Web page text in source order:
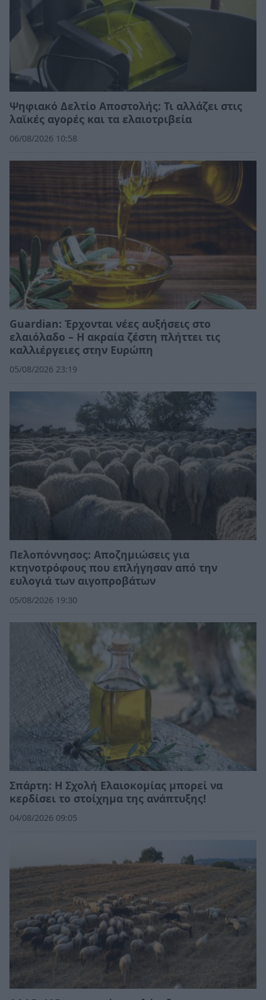
Ψηφιακό Δελτίο Αποστολής: Τι αλλάζει στις
λαϊκές αγορές και τα ελαιοτριβεία
06/08/2026 10:58
Guardian: Έρχονται νέες αυξήσεις στο
ελαιόλαδο – Η ακραία ζέστη πλήττει τις
καλλιέργειες στην Ευρώπη
05/08/2026 23:19
Πελοπόννησος: Αποζημιώσεις για
κτηνοτρόφους που επλήγησαν από την
ευλογιά των αιγοπροβάτων
05/08/2026 19:30
Σπάρτη: Η Σχολή Ελαιοκομίας μπορεί να
κερδίσει το στοίχημα της ανάπτυξης!
04/08/2026 09:05